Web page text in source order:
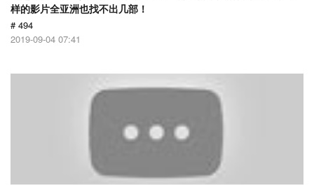
样的影片全亚洲也找不出几部！
# 494
2019-09-04 07:41